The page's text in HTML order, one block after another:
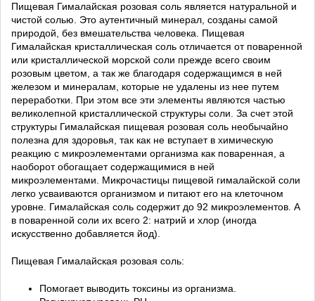
Пищевая Гималайская розовая соль является натуральной и
чистой солью. Это аутентичный минерал, созданы самой
природой, без вмешательства человека. Пищевая
Гималайская кристаллическая соль отличается от поваренной
или кристаллической морской соли прежде всего своим
розовым цветом, а так же благодаря содержащимся в ней
железом и минералам, которые не удалены из нее путем
переработки. При этом все эти элементы являются частью
великолепной кристаллической структуры соли. За счет этой
структуры Гималайская пищевая розовая соль необычайно
полезна для здоровья, так как не вступает в химическую
реакцию с микроэлементами организма как поваренная, а
наоборот обогащает содержащимися в ней
микроэлементами. Микрочастицы пищевой гималайской соли
легко усваиваются организмом и питают его на клеточном
уровне. Гималайская соль содержит до 92 микроэлементов. А
в поваренной соли их всего 2: натрий и хлор (иногда
искусственно добавляется йод).
Пищевая Гималайская розовая соль:
Помогает выводить токсины из организма.